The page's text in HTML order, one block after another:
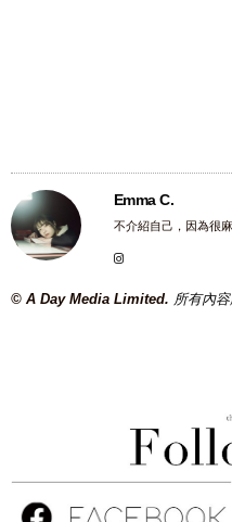
Emma C.
不介紹自己，因為很
© A Day Media Limited. 所有內